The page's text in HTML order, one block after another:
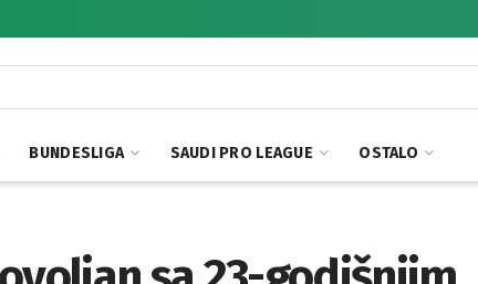
BUNDESLIGA SAUDI PRO LEAGUE OSTALO